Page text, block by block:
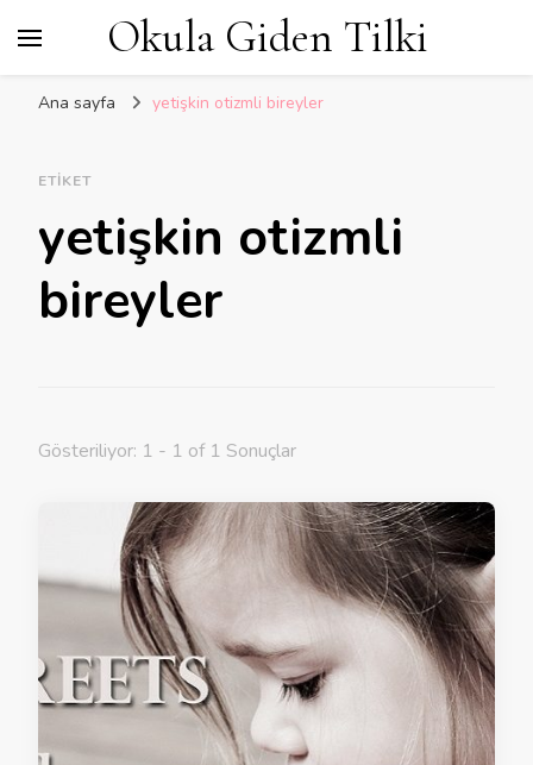
Okula Giden Tilki
Ana sayfa yetişkin otizmli bireyler
ETIKET
yetişkin otizmli
bireyler
Gösteriliyor: 1 - 1 of 1 Sonuçlar